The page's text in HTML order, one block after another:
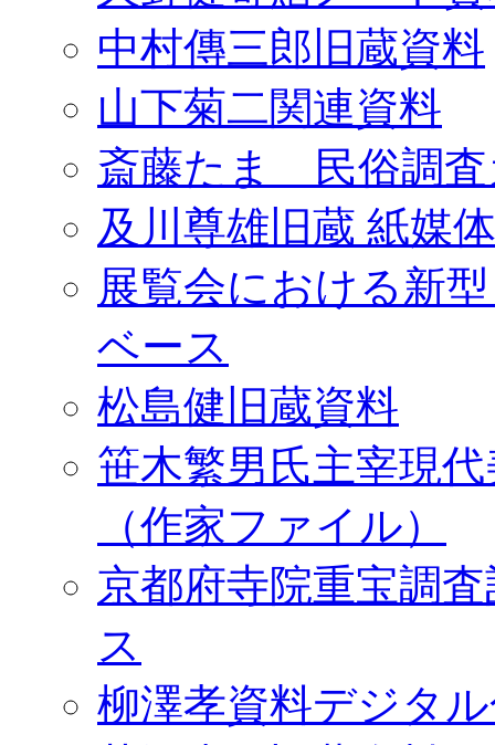
中村傳三郎旧蔵資料
山下菊二関連資料
斎藤たま 民俗調査
及川尊雄旧蔵 紙媒
展覧会における新
ベース
松島健旧蔵資料
笹木繁男氏主宰現
（作家ファイル）
京都府寺院重宝調
ス
柳澤孝資料デジタ